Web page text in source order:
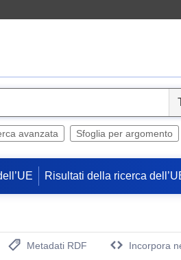
avanzata Sfoglia per argomento
Risultati della ricerca
Metadati RDF
Incorpora